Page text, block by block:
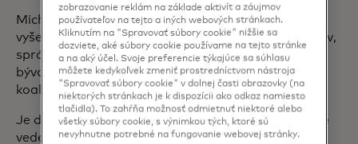
Michael je členom poradnej rady Európskych
vyšetrovateľov kybernetickej kriminality a podvodov,
správnej rady Globálnej kybernetickej aliancie a je
bývalým predsedom Kybernetickej rady Americkej
koalície spracovateľov transakcií.
Je držiteľom postgraduálneho certifikátu v odbore
vedenie z programu Key Executive Leadership na
zobrazovanie reklám na základe aktivít a záujmov
používateľov na tejto a iných webových stránkach.
Kliknutím na "Spravovať súbory cookie" nižšie sa
dozviete, aké súbory cookie používame na tejto stránke
a na aký účel. Svoje preferencie týkajúce sa súhlasu
môžete kedykoľvek zmeniť prostredníctvom nástroja
"Spravovať súbory cookie" v dolnej časti obrazovky (na
niektorých stránkach je k dispozícii ako odkaz namiesto
tlačidla). To zahŕňa možnosť odmietnuť niektoré alebo
všetky súbory cookie, s výnimkou tých, ktoré sú
nevyhnutne potrebné na fungovanie webovej stránky.